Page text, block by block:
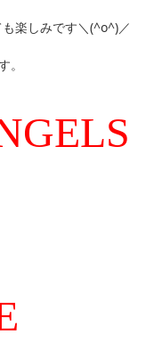
楽しみです＼(^o^)／
。